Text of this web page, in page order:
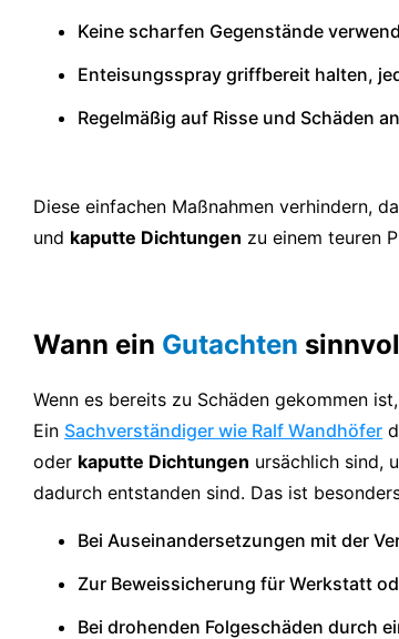
Keine scharfen Gegenstände
Enteisungsspray griffbereit halten,
Regelmäßig auf Risse und Schäden
Diese einfachen Maßnahmen verhindern,
und kaputte Dichtungen zu einem teuren
Wann ein Gutachten
Wenn es bereits zu Schäden gekommen
Ein Sachverständiger wie Ralf Wandhöfer
oder kaputte Dichtungen ursächlich sind,
dadurch entstanden sind. Das ist
Bei Auseinandersetzungen mit der
Zur Beweissicherung für Werkstatt
Bei drohenden Folgeschäden durch